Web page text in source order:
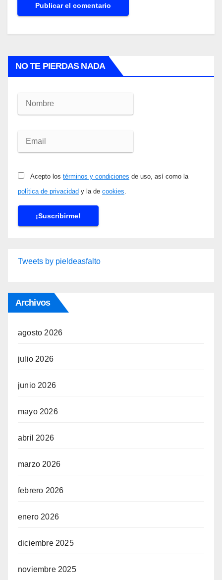
NO TE PIERDAS NADA
Acepto los términos y condiciones de uso, así como la
política de privacidad y la de cookies
Tweets by pieldeasfalto
Archivos
agosto 2026
julio 2026
junio 2026
mayo 2026
abril 2026
marzo 2026
febrero 2026
enero 2026
diciembre 2025
noviembre 2025